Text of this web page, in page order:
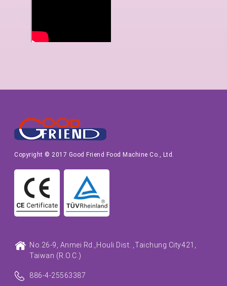
Copyright © 2017 Good Friend Food Machine Co., Ltd.
No.26-9, Anmei Rd.,Houli Dist. ,Taichung City421,
Taiwan (R.O.C.)
886-4-25563387